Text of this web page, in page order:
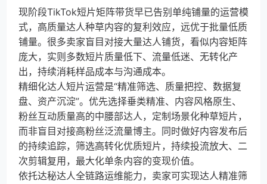
现阶段TikTok短片矩阵带货早已告别单纯铺量的运营模
式，高质量达人种草内容的复利效应，远优于批量低质
铺量。很多卖家盲目对接大量达人铺货，看似内容矩阵
庞大，实则多数短片质量低下、流量低迷、无转化产
出，持续消耗样品成本与沟通成本。
精细化达人短片运营是“精准筛选、质量把控、数据复
盘、资产沉淀”。优先选择垂类精准、内容风格原生、
粉丝互动质量高的中腰部达人，定制场景化种草短片，
而非盲目对接高粉丝泛流量博主。同时做好内容发布后
的持续追踪，筛选高转化优质短片，持续投流放大、二
次剪辑复用，最大化单条内容的变现价值。
依托达秘达人全链路运维能力，卖家可实现达人精准筛